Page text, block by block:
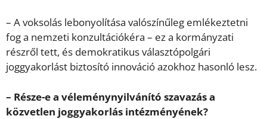
– A voksolás lebonyolítása valószínűleg emlékeztetni
fog a nemzeti konzultációkéra – ez a kormányzati
részről tett, és demokratikus választópolgári
joggyakorlást biztosító innováció azokhoz hasonló lesz.
– Része-e a véleménynyilvánító szavazás a
közvetlen joggyakorlás intézményének?